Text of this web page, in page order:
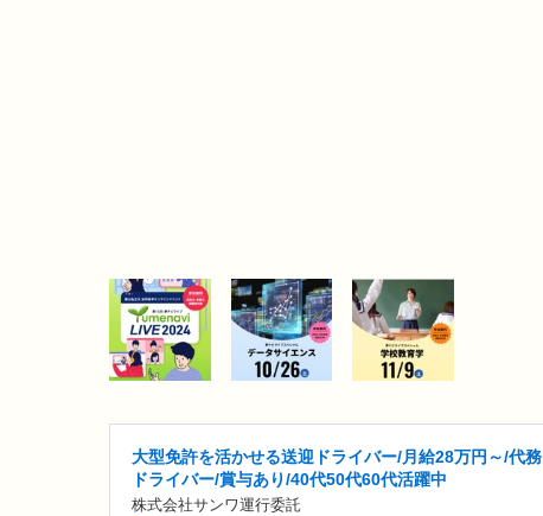
大型免許を活かせる送迎ドライバー/月給28万円～/代務
ドライバー/賞与あり/40代50代60代活躍中
株式会社サンワ運行委託